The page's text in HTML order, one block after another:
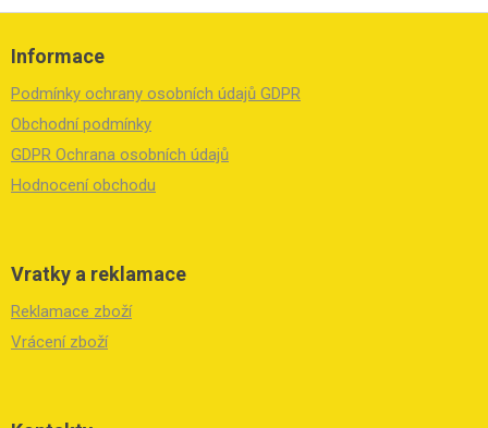
Z
Informace
Podmínky ochrany osobních údajů GDPR
Obchodní podmínky
GDPR Ochrana osobních údajů
Hodnocení obchodu
Vratky a reklamace
Reklamace zboží
Vrácení zboží